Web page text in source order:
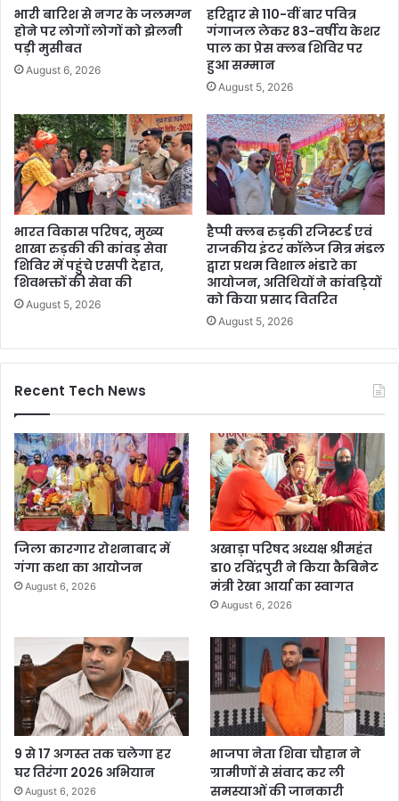
भारी बारिश से नगर के जलमग्न
होने पर लोगों लोगों को झेलनी
पड़ी मुसीबत
August 6, 2026
हरिद्वार से 110-वीं बार पवित्र
गंगाजल लेकर 83-वर्षीय केशर
पाल का प्रेस क्लब शिविर पर
हुआ सम्मान
August 5, 2026
भारत विकास परिषद, मुख्य
शाखा रुड़की की कांवड़ सेवा
शिविर में पहुंचे एसपी देहात,
शिवभक्तों की सेवा की
August 5, 2026
हैप्पी क्लब रुड़की रजिस्टर्ड एवं
राजकीय इंटर कॉलेज मित्र मंडल
द्वारा प्रथम विशाल भंडारे का
आयोजन, अतिथियों ने कांवड़ियों
को किया प्रसाद वितरित
August 5, 2026
Recent Tech News
जिला कारगार रोशनाबाद में
गंगा कथा का आयोजन
August 6, 2026
अखाड़ा परिषद अध्यक्ष श्रीमहंत
डा० रविंद्रपुरी ने किया कैबिनेट
मंत्री रेखा आर्या का स्वागत
August 6, 2026
9 से 17 अगस्त तक चलेगा हर
घर तिरंगा 2026 अभियान
August 6, 2026
भाजपा नेता शिवा चौहान ने
ग्रामीणों से संवाद कर ली
समस्याओं की जानकारी